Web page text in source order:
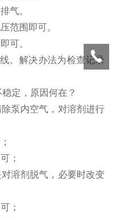
气。
范围即可。
可。
。解决办法为检查记录
定，原因何在？
泵内空气，对溶剂进行
；
溶剂脱气，必要时改变
；